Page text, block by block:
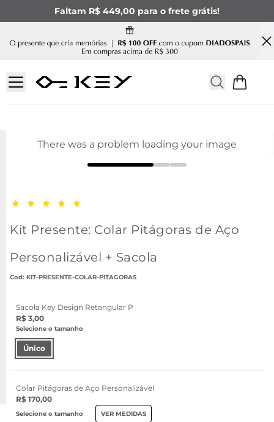
Faltam R$ 449,00 para o frete grátis!
There was a problem loading your image
Kit Presente: Colar Pitágoras de Aço
Personalizável + Sacola
: KIT-PRESENTE-COLAR-PITAGORAS
Sacola Key Design Retangular P
R$ 3,00
Selecione o tamanho
Único
Colar Pitágoras de Aço Personalizável
R$ 170,00
Selecione o tamanho VER MEDIDAS